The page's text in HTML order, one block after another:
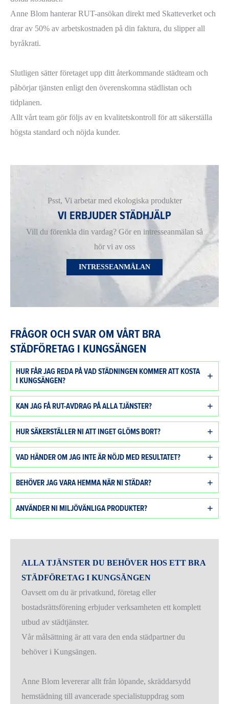
Anne Blom hanterar RUT-ansökan direkt med Skatteverket och
drar av 50% av arbetskostnaden på din faktura, du slipper all
byråkrati.
Slutligen sätter företaget upp ditt återkommande städteam och
påbörjar tjänsten enligt den överenskomna städlistan och
tidplanen.
Allt vårt team gör följs av en kvalitetskontroll för att säkerställa
högsta standard och nöjda kunder.
Psst, Vi arbetar med ekologiska produkter
VI ERBJUDER STÄDHJÄLP
Vill du förenkla din vardag? Gör en intresseanmälan så
hör vi av oss
INTRESSEANMÄLAN
FRÅGOR OCH SVAR OM VÅRT BRA
STÄDFÖRETAG I KUNGSÄNGEN
HUR FÅR JAG REDA PÅ VAD STÄDNINGEN KOMMER ATT KOSTA
I KUNGSÄNGEN?
KAN JAG FÅ RUT-AVDRAG PÅ ALLA TJÄNSTER?
HUR SÄKERSTÄLLER NI ATT INGET GLÖMS BORT?
VAD HÄNDER OM JAG INTE ÄR NÖJD MED RESULTATET?
BEHÖVER JAG VARA HEMMA NÄR NI STÄDAR?
ANVÄNDER NI MILJÖVÄNLIGA PRODUKTER?
ALLA TJÄNSTER DU BEHÖVER HOS ETT BRA
STÄDFÖRETAG I KUNGSÄNGEN
Oavsett om du är privatkund, företag eller
bostadsrättsförening erbjuder verksamheten ett komplett
utbud av städtjänster.
Vår målsättning är att vara den enda städpartner du
behöver i Kungsängen.
Anne Blom levererar allt från löpande, skräddarsydd
hemstädning till avancerade specialistuppdrag som